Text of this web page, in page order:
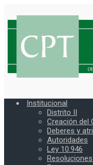
Institucional
Distrito II
Creación del
Deberes y
Autoridades
Ley 10.946